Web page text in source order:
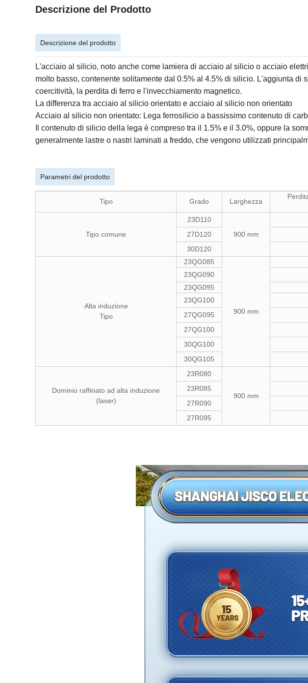
Descrizione del Prodotto
Descrizione del prodotto
L'acciaio al silicio, noto anche come lamiera di acciaio al silicio o acciaio
molto basso, contenente solitamente dal 0.5% al 4.5% di silicio. L'aggiunta
coercitività, la perdita di ferro e l'invecchiamento magnetico.
La differenza tra acciaio al silicio orientato e acciaio al silicio non orientato
Acciaio al silicio non orientato: Lega ferrosilicio a bassissimo contenuto di
Il contenuto di silicio della lega è compreso tra il 1.5% e il 3.0%, oppure la
generalmente lastre o nastri laminati a freddo, che vengono utilizzati
Parametri del prodotto
Tipo Grado Larghezza
Tipo comune
23D110
900 mm
27D120
30D120
Alta induzione
Tipo
23QG085
900 mm
23QG090
23QG095
23QG100
27QG095
27QG100
30QG100
30QG105
Dominio raffinato ad alta induzione
(laser)
23R080
900 mm
23R085
27R090
27R095